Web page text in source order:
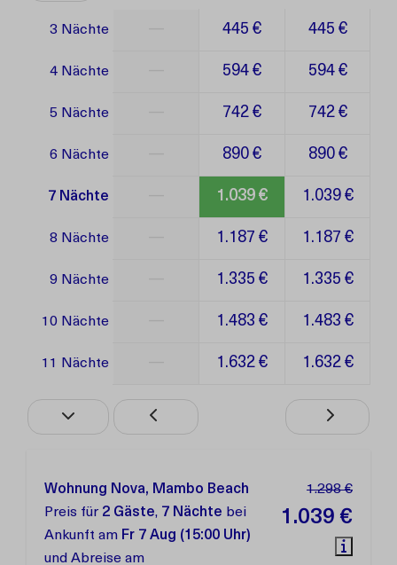
3 Nächte 445 € 445 €
4 Nächte 594 € 594 €
5 Nächte 742 € 742 €
6 Nächte 890 € 890 €
7 Nächte 1.039 € 1.039 €
8 Nächte 1.187 € 1.187 €
9 Nächte 1.335 € 1.335 €
10 Nächte 1.483 € 1.483 €
11 Nächte 1.632 € 1.632 €
1.298 €
1.039 €
Wohnung Nova, Mambo Beach
Preis für 2 Gäste, 7 Nächte bei
Ankunft am Fr 7 Aug (15:00 Uhr)
und Abreise am